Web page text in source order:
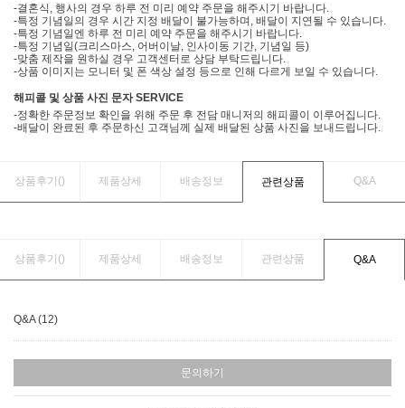
-결혼식, 행사의 경우 하루 전 미리 예약 주문을 해주시기 바랍니다.
-특정 기념일의 경우 시간 지정 배달이 불가능하며, 배달이 지연될 수 있습니다.
-특정 기념일엔 하루 전 미리 예약 주문을 해주시기 바랍니다.
-특정 기념일(크리스마스, 어버이날, 인사이동 기간, 기념일 등)
-맞춤 제작을 원하실 경우 고객센터로 상담 부탁드립니다.
-상품 이미지는 모니터 및 폰 색상 설정 등으로 인해 다르게 보일 수 있습니다.
해피콜 및 상품 사진 문자 SERVICE
-정확한 주문정보 확인을 위해 주문 후 전담 매니저의 해피콜이 이루어집니다.
-배달이 완료된 후 주문하신 고객님께 실제 배달된 상품 사진을 보내드립니다.
상품후기() 제품상세 배송정보 관련상품 Q&A
상품후기() 제품상세 배송정보 관련상품 Q&A
Q&A (12)
문의하기